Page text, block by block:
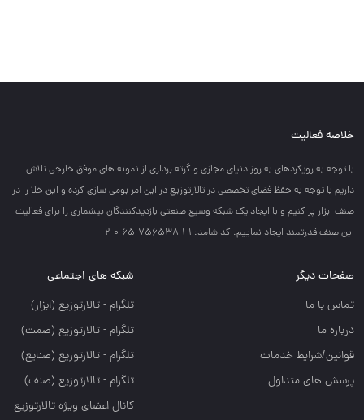
خلاصه فعالیت
با توجه به رويكردهاي به روز دنياي مجازي و گرته برداري از نمونه هاي موفق خارجي تلاش
داريم با توجه به حفظ فضاي تخصصي در تالارتوزيع در اين امر بومي سازي كرده و اين خلا را در
صنف ابزار پر كنيم و با ايجاد يك شبكه وسيع صنعتي بازديدكنندگان بيشماري را براي فعاليت
اين صنف قدرتمند ايجاد نماييم. کد شامد: 1-1-756538-65-0-2
صفحات دیگر
تماس با ما
درباره ما
قوانین/شرایط خدمات
پرسش های متداول
شبکه های اجتماعی
تلگرام - تالارتوزيع (ابزار)
تلگرام - تالارتوزيع (صمت)
تلگرام - تالارتوزيع (صنايع)
تلگرام - تالارتوزیع (صنف)
کانال اعضای ویژه تالارتوزیع